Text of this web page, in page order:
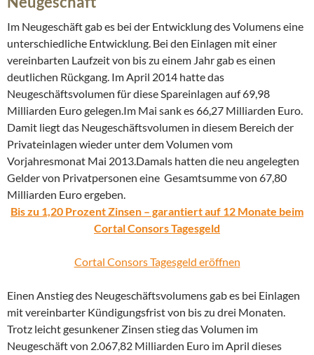
Im Neugeschäft gab es bei der Entwicklung des Volumens eine
unterschiedliche Entwicklung. Bei den Einlagen mit einer
vereinbarten Laufzeit von bis zu einem Jahr gab es einen
deutlichen Rückgang. Im April 2014 hatte das
Neugeschäftsvolumen für diese Spareinlagen auf 69,98
Milliarden Euro gelegen.Im Mai sank es 66,27 Milliarden Euro.
Damit liegt das Neugeschäftsvolumen in diesem Bereich der
Privateinlagen wieder unter dem Volumen vom
Vorjahresmonat Mai 2013.Damals hatten die neu angelegten
Gelder von Privatpersonen eine Gesamtsumme von 67,80
Milliarden Euro ergeben.
Bis zu 1,20 Prozent Zinsen – garantiert auf 12 Monate beim
Cortal Consors Tagesgeld
Cortal Consors Tagesgeld eröffnen
Einen Anstieg des Neugeschäftsvolumens gab es bei Einlagen
mit vereinbarter Kündigungsfrist von bis zu drei Monaten.
Trotz leicht gesunkener Zinsen stieg das Volumen im
Neugeschäft von 2.067,82 Milliarden Euro im April dieses